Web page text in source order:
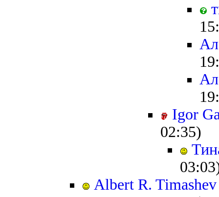
Igor
02:35)
Albert R. Timashev